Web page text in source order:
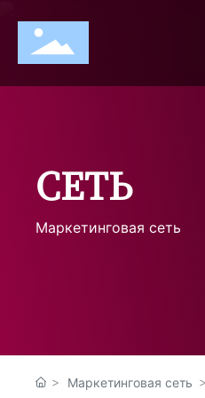
СЕТЬ
Маркетинговая сеть
Маркетинговая сеть